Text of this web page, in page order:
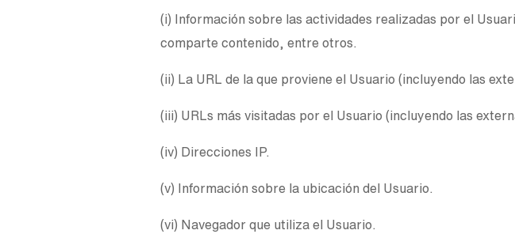
(i) Información sobre las actividades realizadas por el
comparte contenido, entre otros.
(ii) La URL de la que proviene el Usuario (incluyendo las
(iii) URLs más visitadas por el Usuario (incluyendo las
(iv) Direcciones IP.
(v) Información sobre la ubicación del Usuario.
(vi) Navegador que utiliza el Usuario.